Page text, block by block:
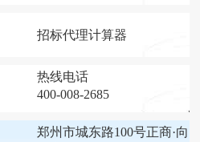
招标代理计算器
热线电话
400-008-2685
郑州市城东路100号正商·向